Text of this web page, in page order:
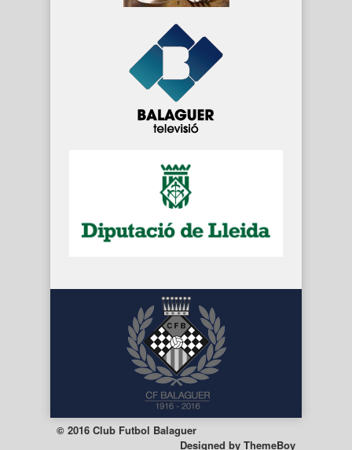
© 2016 Club Futbol Balaguer
Designed by ThemeBoy